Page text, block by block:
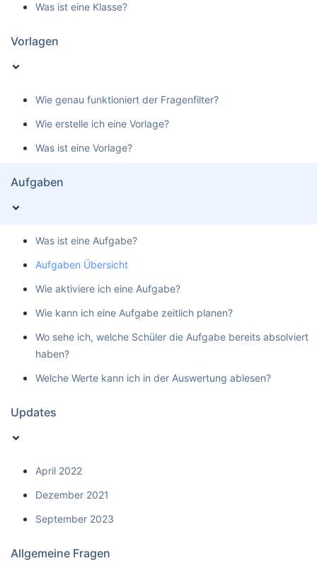
Was ist eine Klasse?
Vorlagen
Wie genau funktioniert der Fragenfilter?
Wie erstelle ich eine Vorlage?
Was ist eine Vorlage?
Aufgaben
Was ist eine Aufgabe?
Aufgaben Übersicht
Wie aktiviere ich eine Aufgabe?
Wie kann ich eine Aufgabe zeitlich planen?
Wo sehe ich, welche Schüler die Aufgabe bereits absolviert
haben?
Welche Werte kann ich in der Auswertung ablesen?
Updates
April 2022
Dezember 2021
September 2023
Allgemeine Fragen